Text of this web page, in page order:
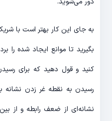
به جای این کار بهتر است با
بگیرید تا موانع ایجاد شده را
کنید و قول دهید که برای
رسیدن به نقطه غر زدن نشانه
نشانه‌ای از ضعف رابطه و از